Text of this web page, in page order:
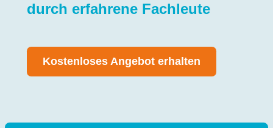
durch erfahrene Fachleute
Kostenloses Angebot erhalten